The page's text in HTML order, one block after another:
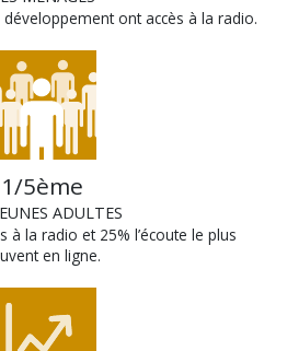
ont accès à la radio.
1/5ème
ADULTES
à la radio et 25% l’écoute le plus
en ligne.